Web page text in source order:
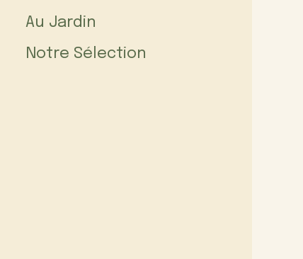
Au Jardin
Notre Sélection